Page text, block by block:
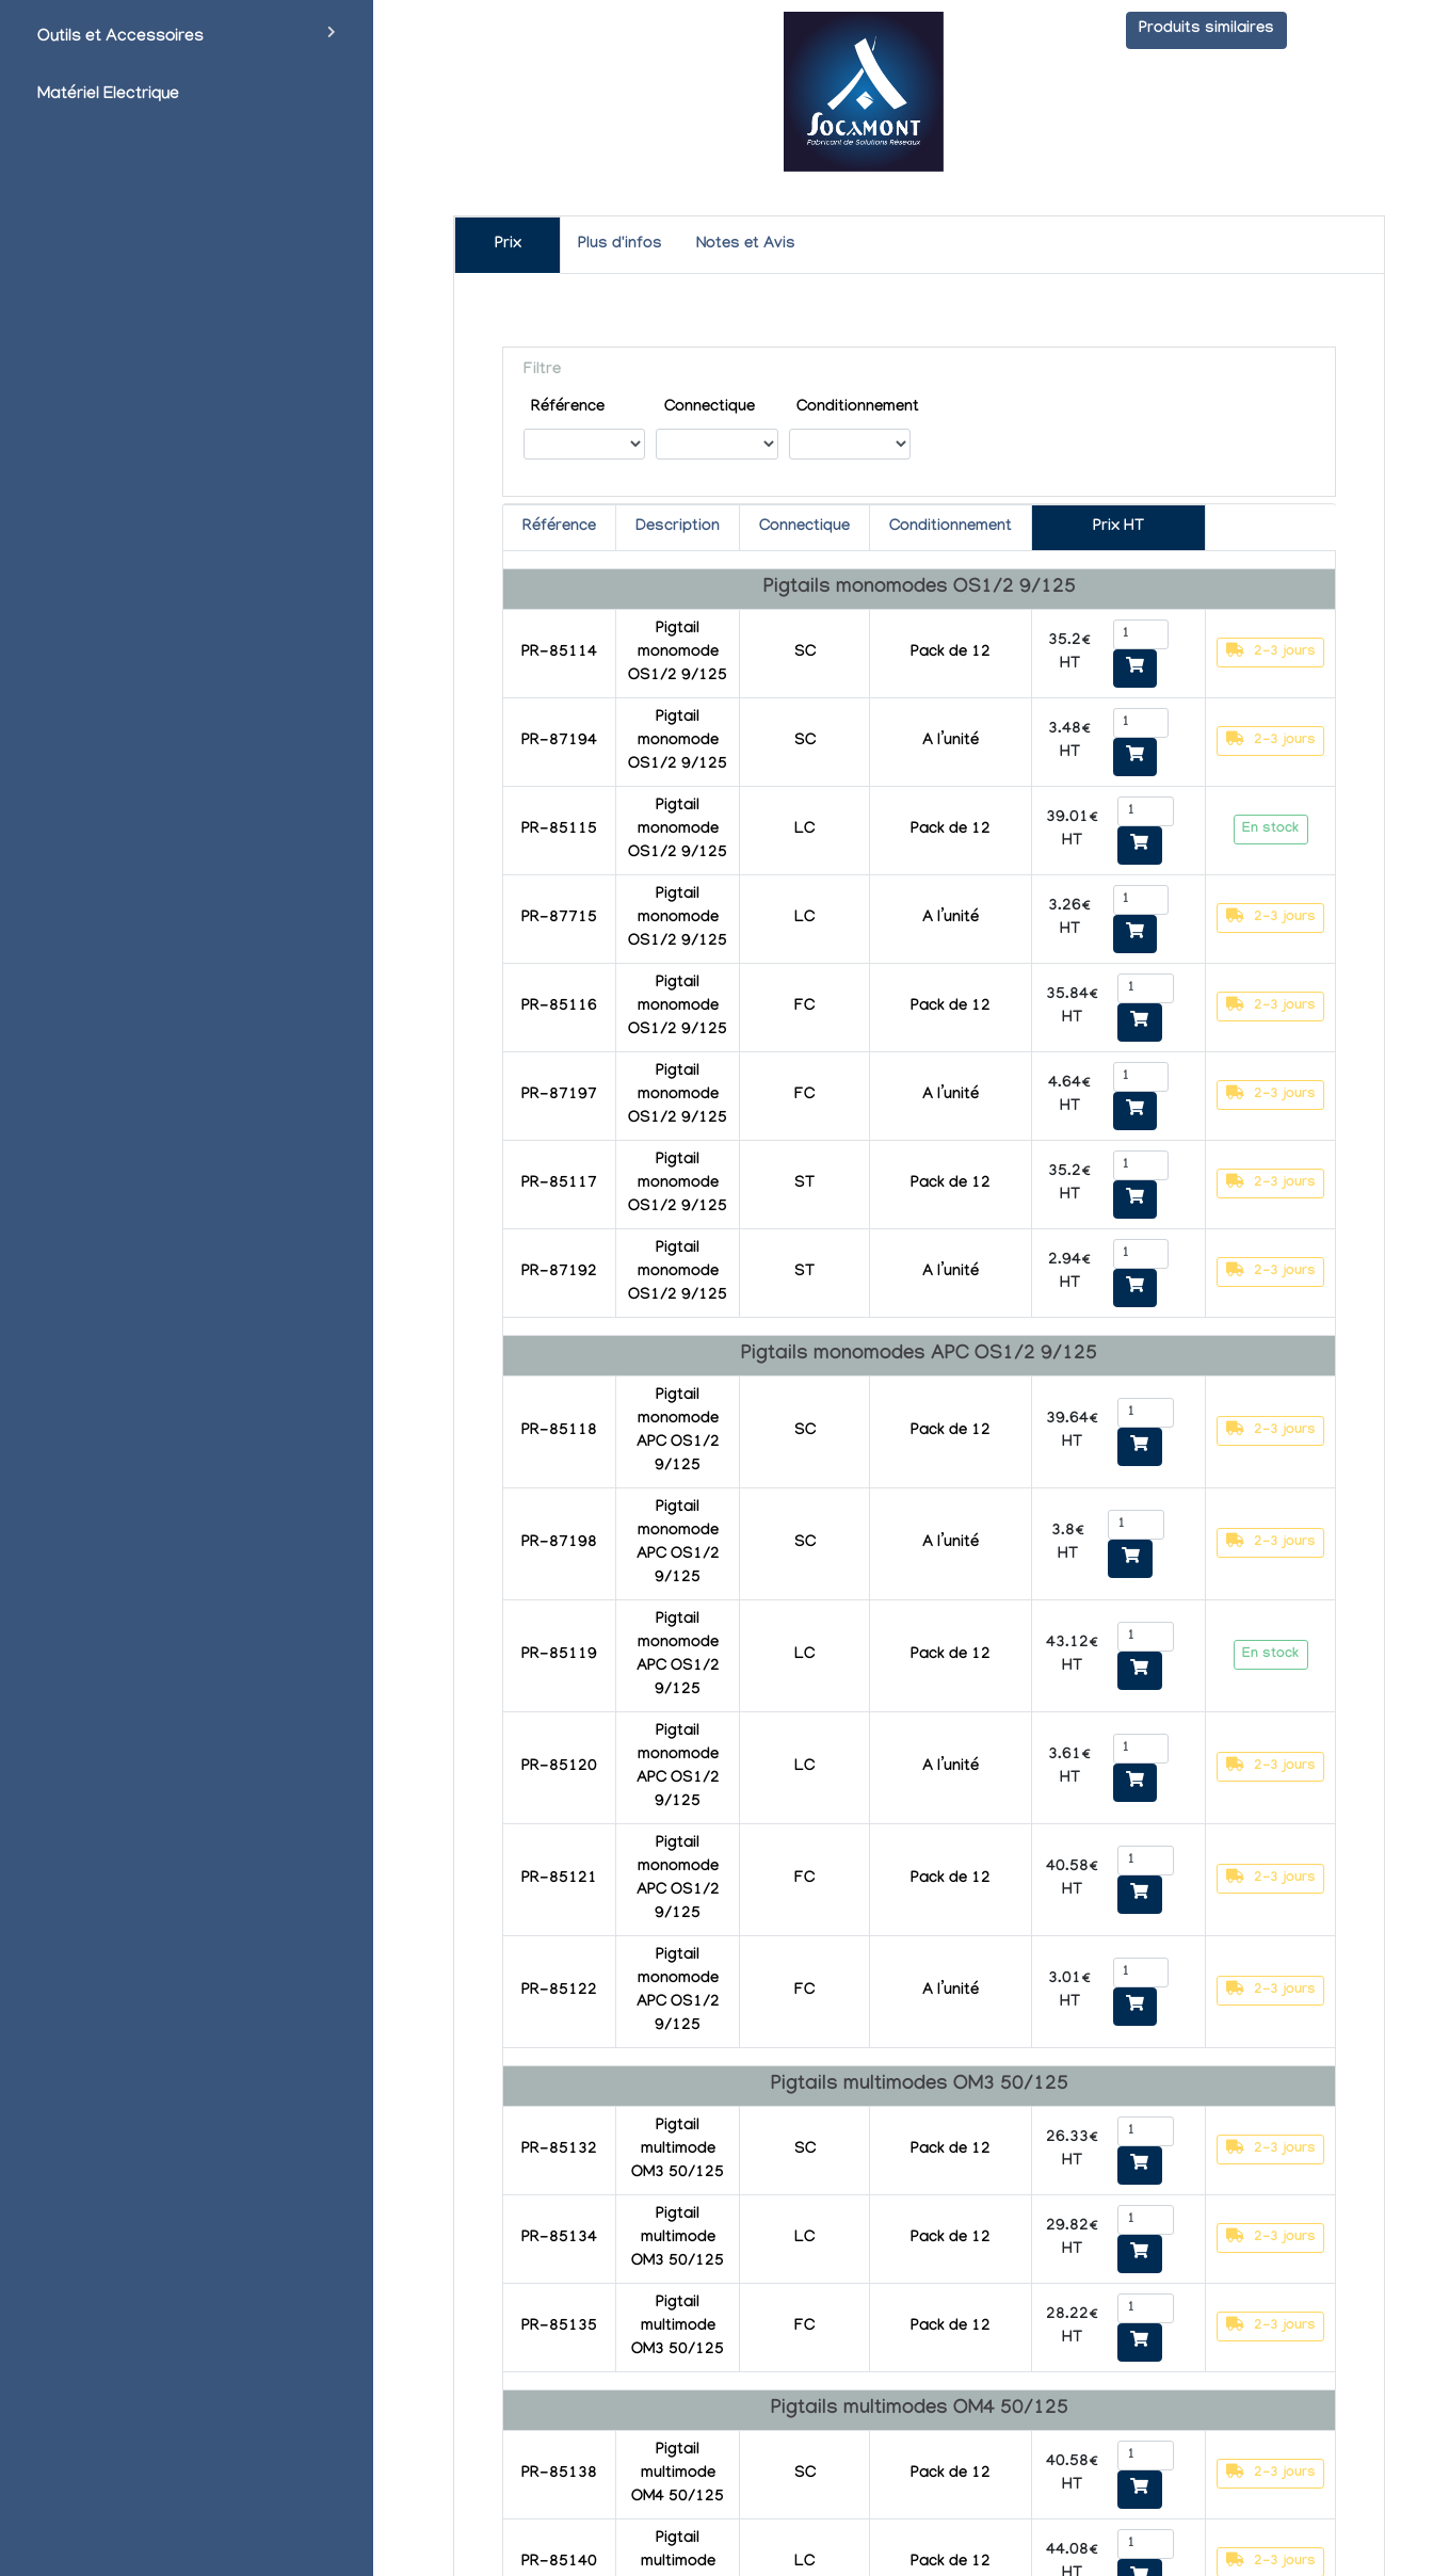
Outils et Accessoires
Matériel Electrique
Produits similaires
Prix Plus d'infos Notes et Avis
Filtre
Référence
Connectique Conditionnement
Référence Description Connectique Conditionnement Prix HT
Pigtails monomodes OS1/2 9/125
PR-85114
Pigtail
monomode
OS1/2 9/125
SC Pack de 12
35.2€
HT
2-3 jours
PR-87194
Pigtail
monomode
OS1/2 9/125
SC A l’unité
3.48€
HT
2-3 jours
PR-85115
Pigtail
monomode
OS1/2 9/125
LC Pack de 12
39.01€
HT
En stock
PR-87715
Pigtail
monomode
OS1/2 9/125
LC A l’unité
3.26€
HT
2-3 jours
PR-85116
Pigtail
monomode
OS1/2 9/125
FC Pack de 12
35.84€
HT
2-3 jours
PR-87197
Pigtail
monomode
OS1/2 9/125
FC A l’unité
4.64€
HT
2-3 jours
PR-85117
Pigtail
monomode
OS1/2 9/125
ST Pack de 12
35.2€
HT
2-3 jours
PR-87192
Pigtail
monomode
OS1/2 9/125
ST A l’unité
2.94€
HT
2-3 jours
Pigtails monomodes APC OS1/2 9/125
PR-85118
Pigtail
monomode
APC OS1/2
9/125
SC Pack de 12
39.64€
HT
2-3 jours
PR-87198
Pigtail
monomode
APC OS1/2
9/125
SC A l’unité
3.8€
HT
2-3 jours
PR-85119
Pigtail
monomode
APC OS1/2
9/125
LC Pack de 12
43.12€
HT
En stock
PR-85120
Pigtail
monomode
APC OS1/2
9/125
LC A l’unité
3.61€
HT
2-3 jours
PR-85121
Pigtail
monomode
APC OS1/2
9/125
FC Pack de 12
40.58€
HT
2-3 jours
PR-85122
Pigtail
monomode
APC OS1/2
9/125
FC A l’unité
3.01€
HT
2-3 jours
Pigtails multimodes OM3 50/125
PR-85132
Pigtail
multimode
OM3 50/125
SC Pack de 12
26.33€
HT
2-3 jours
PR-85134
Pigtail
multimode
OM3 50/125
LC Pack de 12
29.82€
HT
2-3 jours
PR-85135
Pigtail
multimode
OM3 50/125
FC Pack de 12
28.22€
HT
2-3 jours
Pigtails multimodes OM4 50/125
PR-85138
Pigtail
multimode
OM4 50/125
SC Pack de 12
40.58€
HT
2-3 jours
PR-85140
Pigtail
multimode
LC Pack de 12
44.08€
2-3 jours